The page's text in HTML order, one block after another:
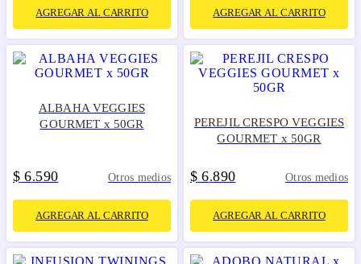
AGREGAR AL CARRITO AGREGAR AL CARRITO
ALBAHA VEGGIES
GOURMET x 50GR
$ 6.590 Otros medios
AGREGAR AL CARRITO
PEREJIL CRESPO VEGGIES
GOURMET x 50GR
$ 6.890 Otros medios
AGREGAR AL CARRITO